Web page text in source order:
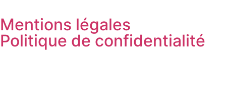
Mentions légales
Politique de confidentialité